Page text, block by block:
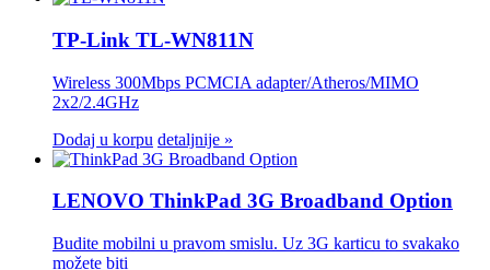
TP-Link TL-WN811N
Wireless 300Mbps PCMCIA adapter/Atheros/MIMO
2x2/2.4GHz
Dodaj u korpu detaljnije »
LENOVO ThinkPad 3G Broadband Option
Budite mobilni u pravom smislu. Uz 3G karticu to svakako
možete biti